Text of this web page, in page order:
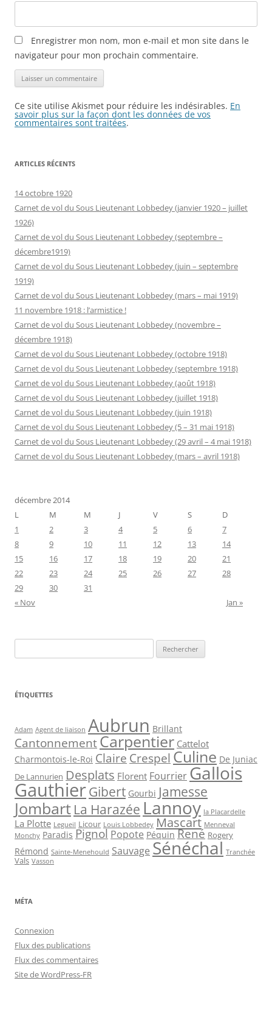
Enregistrer mon nom, mon e-mail et mon site dans le
navigateur pour mon prochain commentaire.
Ce site utilise Akismet pour réduire les indésirables. En
savoir plus sur la façon dont les données de vos
commentaires sont traitées.
ARTICLES RÉCENTS
14 octobre 1920
Carnet de vol du Sous Lieutenant Lobbedey (janvier 1920 – juillet
1926)
Carnet de vol du Sous Lieutenant Lobbedey (septembre –
décembre1919)
Carnet de vol du Sous Lieutenant Lobbedey (juin – septembre
1919)
Carnet de vol du Sous Lieutenant Lobbedey (mars – mai 1919)
11 novembre 1918 : l’armistice !
Carnet de vol du Sous Lieutenant Lobbedey (novembre –
décembre 1918)
Carnet de vol du Sous Lieutenant Lobbedey (octobre 1918)
Carnet de vol du Sous Lieutenant Lobbedey (septembre 1918)
Carnet de vol du Sous Lieutenant Lobbedey (août 1918)
Carnet de vol du Sous Lieutenant Lobbedey (juillet 1918)
Carnet de vol du Sous Lieutenant Lobbedey (juin 1918)
Carnet de vol du Sous Lieutenant Lobbedey (5 – 31 mai 1918)
Carnet de vol du Sous Lieutenant Lobbedey (29 avril – 4 mai 1918)
Carnet de vol du Sous Lieutenant Lobbedey (mars – avril 1918)
décembre 2014
L
M M J V S
D
1
2 3 4 5 6
7
8
9 10 11 12 13
14
15
16 17 18 19 20
21
22
23 24 25 26 27
28
29
30
31
« Nov
Jan »
ÉTIQUETTES
Adam Agent de liaison Aubrun Brillant
CantonnementCarpentier Cattelot
Charmontois-le-Roi Claire Crespel Culine De Juniac
De Lannurien Desplats Florent FourrierGallois
GauthierGibert Gourbi Jamesse
Jombart La Harazée Lannoy la Placardelle
La Plotte Legueil Licour Louis Lobbedey Mascart Menneval
Monchy Paradis Pignol Popote Péquin René Rogery
Rémond Sainte-Menehould Sauvage Sénéchal Tranchée
Vals Vasson
MÉTA
Connexion
Flux des publications
Flux des commentaires
Site de WordPress-FR